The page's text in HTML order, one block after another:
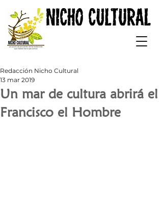
Un mar de cultura abrirá el
Francisco el Hombre
Redacción Nicho Cultural
13 mar 2019